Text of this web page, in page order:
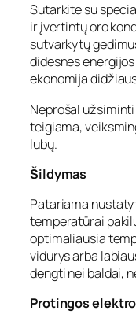
Sutarkite su
ir įvertintų oro
sutvarkytų
didesnes
ekonomija
Neprošal
teigiama,
lubų.
Šildymas
Patariama
temperatūrai
optimaliausia
vidurys arba
dengti nei baldai,
Protingos